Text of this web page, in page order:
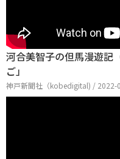
河合美智子の但馬漫遊記
ご」
神戸新聞社（kobedigital) / 2022-